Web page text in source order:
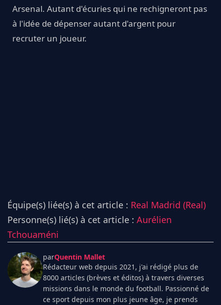
Arsenal. Autant d'écuries qui ne rechigneront pas
à l'idée de dépenser autant d'argent pour
recruter un joueur.
Équipe(s) liée(s) à cet article : Real Madrid (Real)
Personne(s) lié(s) à cet article : Aurélien
Tchouaméni
parQuentin Mallet
Rédacteur web depuis 2021, j'ai rédigé plus de
8000 articles (brèves et éditos) à travers diverses
missions dans le monde du football. Passionné de
ce sport depuis mon plus jeune âge, je prends